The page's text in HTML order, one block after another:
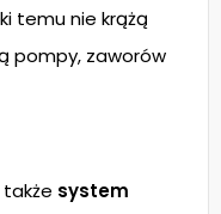
temu nie krążą
pompy, zaworów
system